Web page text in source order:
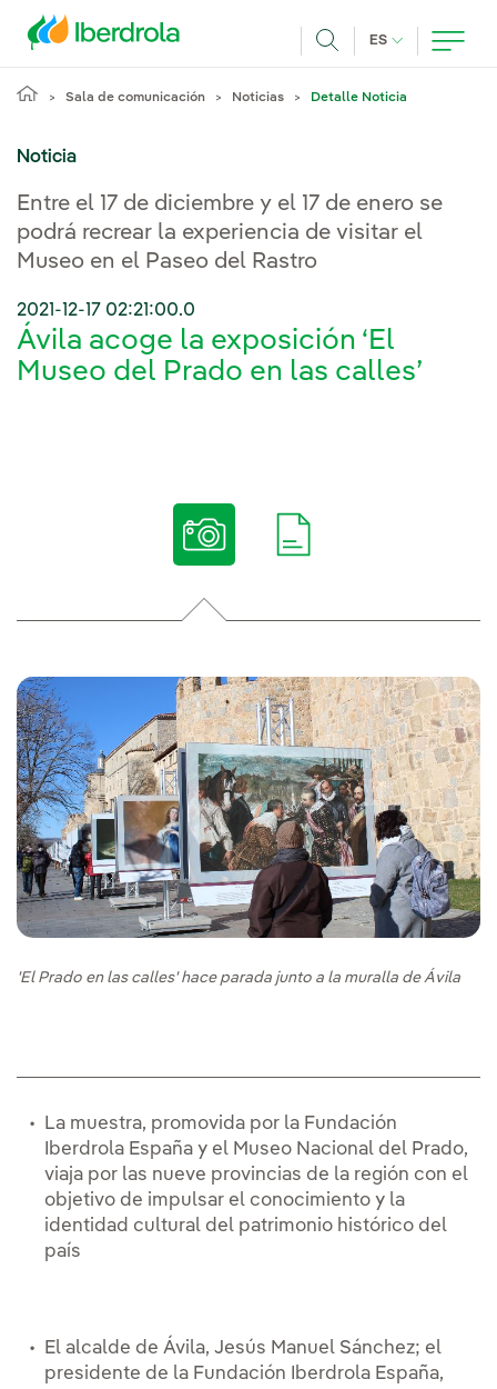
ES IDIOMA
Sala de comunicación Noticias Detalle Noticia
Noticia
Entre el 17 de diciembre y el 17 de enero se
podrá recrear la experiencia de visitar el
Museo en el Paseo del Rastro
2021-12-17 02:21:00.0
Ávila acoge la exposición ‘El
Museo del Prado en las calles’
'El Prado en las calles' hace parada junto a la muralla de Ávila
La muestra, promovida por la Fundación
Iberdrola España y el Museo Nacional del Prado,
viaja por las nueve provincias de la región con el
objetivo de impulsar el conocimiento y la
identidad cultural del patrimonio histórico del
país
El alcalde de Ávila, Jesús Manuel Sánchez; el
presidente de la Fundación Iberdrola España,